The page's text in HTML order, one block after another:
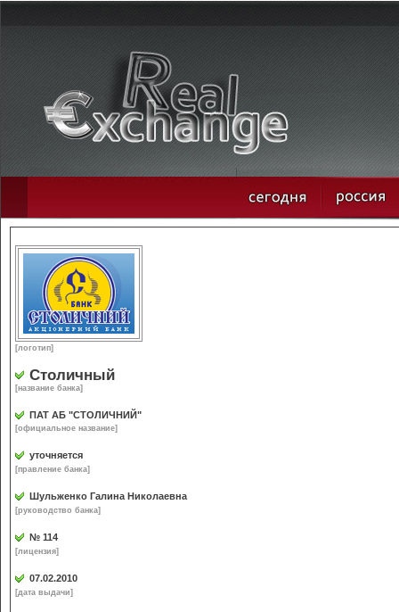
[логотип]
Столичный
[название банка]
ПАТ АБ "СТОЛИЧНИЙ"
[официальное название]
уточняется
[правление банка]
Шульженко Галина Николаевна
[руководство банка]
№ 114
[лицензия]
07.02.2010
[дата выдачи]